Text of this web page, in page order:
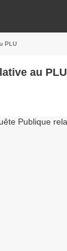
PLU
au PLU